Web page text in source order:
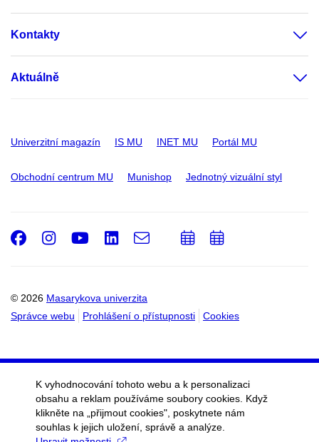
Kontakty
Aktuálně
Univerzitní magazín IS MU INET MU Portál MU
Obchodní centrum MU Munishop Jednotný vizuální styl
© 2026 Masarykova univerzita
Správce webu
Prohlášení o přístupnosti Cookies
Facebook
Instagram
Youtube
LinkedIn
e-
PřidatPřidat
K vyhodnocování tohoto webu a k personalizaci
obsahu a reklam používáme soubory cookies. Když
klikněte na „přijmout cookies", poskytnete nám
souhlas k jejich uložení, správě a analýze.